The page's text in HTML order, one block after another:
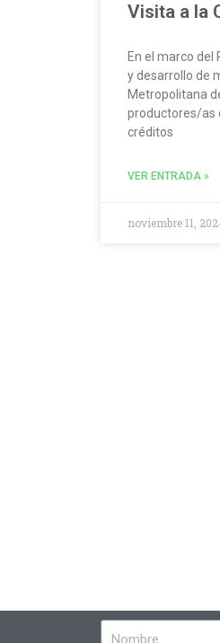
Visita a la
En el marco del
y desarrollo de
Metropolitana
productores/as
créditos
VER ENTRADA »
noviembre 11,